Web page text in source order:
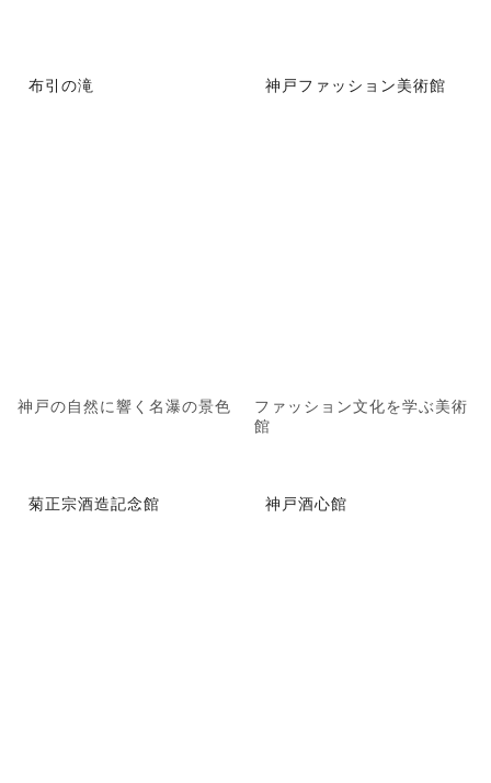
布引の滝
神戸の自然に響く名瀑の景色
神戸ファッション美術館
ファッション文化を学ぶ美術
館
菊正宗酒造記念館 神戸酒心館